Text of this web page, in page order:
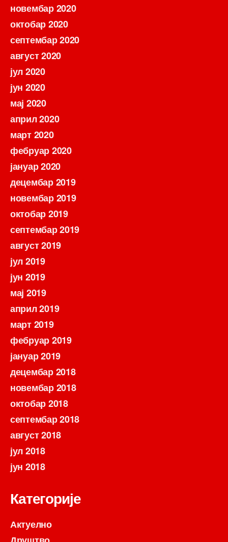
новембар 2020
октобар 2020
септембар 2020
август 2020
јул 2020
јун 2020
мај 2020
април 2020
март 2020
фебруар 2020
јануар 2020
децембар 2019
новембар 2019
октобар 2019
септембар 2019
август 2019
јул 2019
јун 2019
мај 2019
април 2019
март 2019
фебруар 2019
јануар 2019
децембар 2018
новембар 2018
октобар 2018
септембар 2018
август 2018
јул 2018
јун 2018
Категорије
Актуелно